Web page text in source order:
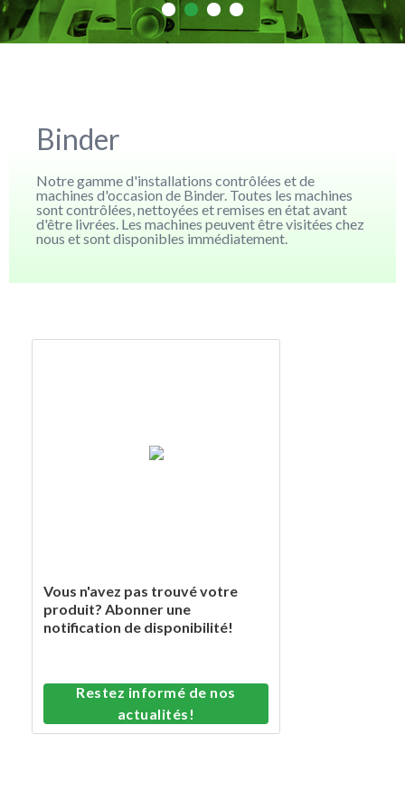
Binder
Notre gamme d'installations contrôlées et de
machines d'occasion de Binder. Toutes les machines
sont contrôlées, nettoyées et remises en état avant
d'être livrées. Les machines peuvent être visitées chez
nous et sont disponibles immédiatement.
Vous n'avez pas trouvé votre
produit? Abonner une
notification de disponibilité!
Restez informé de nos
actualités!